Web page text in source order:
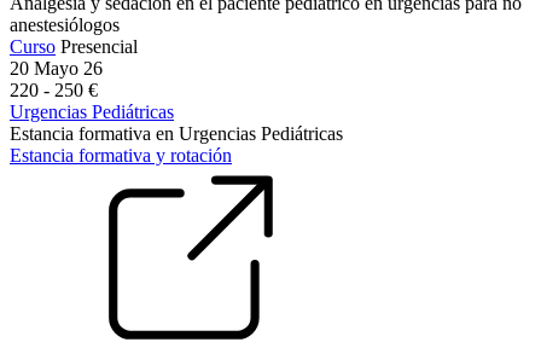
anestesiólogos
Curso Presencial
20 Mayo 26
220 - 250 €
Urgencias Pediátricas
Estancia formativa en Urgencias Pediátricas
Estancia formativa y rotación